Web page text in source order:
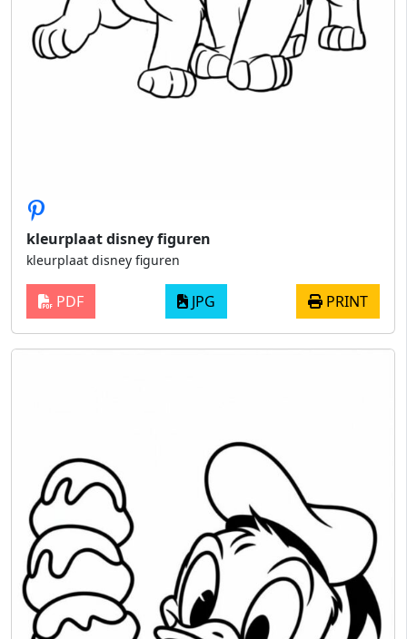
kleurplaat disney figuren
kleurplaat disney figuren
PDF JPG PRINT